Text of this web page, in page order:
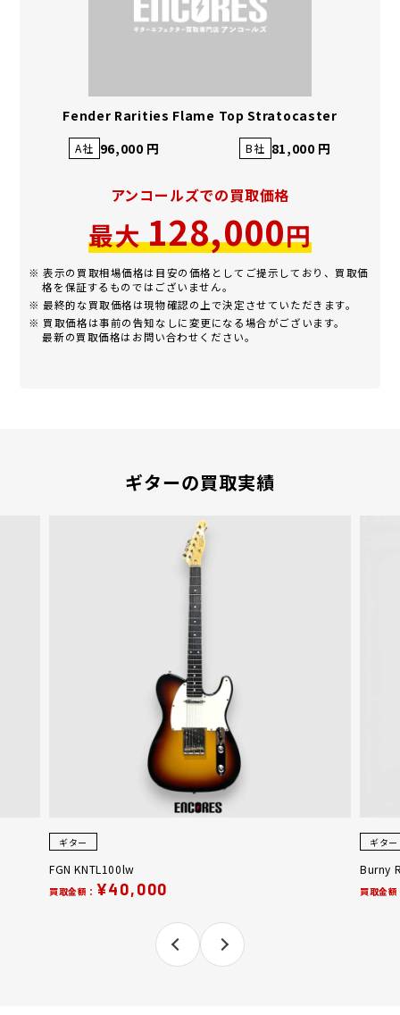
Fender Rarities Flame Top Stratocaster
A社 96,000 円 B社 81,000 円
アンコールズでの買取価格
最大128,000円
※ 表示の買取相場価格は目安の価格としてご提示しており、買取価
格を保証するものではございません。
※ 最終的な買取価格は現物確認の上で決定させていただきます。
※ 買取価格は事前の告知なしに変更になる場合がございます。
最新の買取価格はお問い合わせください。
ギターの買取実績
ギター
FGN KNTL100lw
買取金額： ¥40,000
ギター
Burny
買取金額